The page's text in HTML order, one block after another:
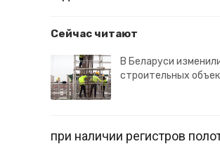
Сейчас читают
В Беларуси
строительных
при наличии регистров